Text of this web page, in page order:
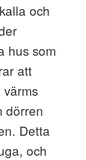
och
hus som
att
dörren
Detta
och